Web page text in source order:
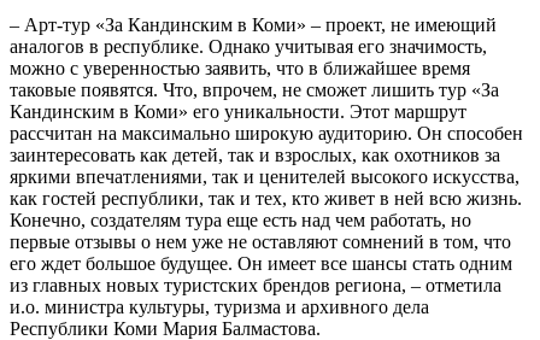
‒ Арт-тур «За Кандинским в Коми» ‒ проект, не имеющий
аналогов в республике. Однако учитывая его значимость,
можно с уверенностью заявить, что в ближайшее время
таковые появятся. Что, впрочем, не сможет лишить тур «За
Кандинским в Коми» его уникальности. Этот маршрут
рассчитан на максимально широкую аудиторию. Он способен
заинтересовать как детей, так и взрослых, как охотников за
яркими впечатлениями, так и ценителей высокого искусства,
как гостей республики, так и тех, кто живет в ней всю жизнь.
Конечно, создателям тура еще есть над чем работать, но
первые отзывы о нем уже не оставляют сомнений в том, что
его ждет большое будущее. Он имеет все шансы стать одним
из главных новых туристских брендов региона, – отметила
и.о. министра культуры, туризма и архивного дела
Республики Коми Мария Балмастова.